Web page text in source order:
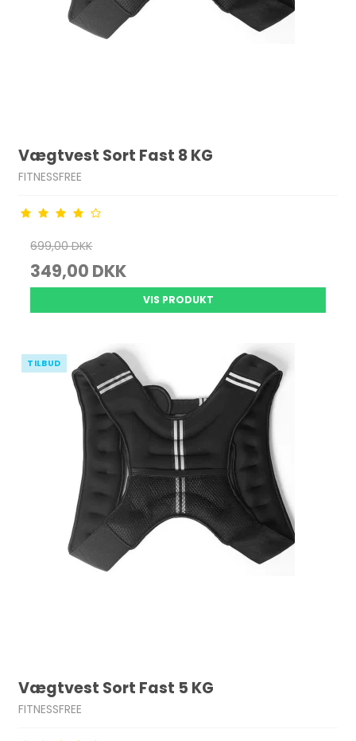
Vægtvest Sort Fast 8 KG
FITNESSFREE
699,00 DKK
349,00 DKK
VIS PRODUKT
TILBUD
Vægtvest Sort Fast 5 KG
FITNESSFREE